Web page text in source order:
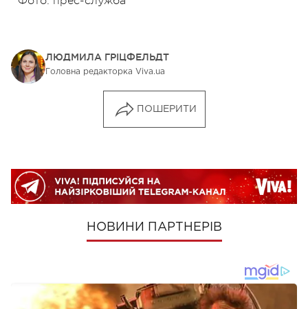
ЛЮДМИЛА ГРІЦФЕЛЬДТ
Головна редакторка Viva.ua
ПОШЕРИТИ
НОВИНИ ПАРТНЕРІВ